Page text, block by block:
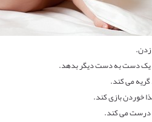
از یک دست به دست دیگر بدهد.
گریه می کند.
خوردن بازی کند.
درست می کند.